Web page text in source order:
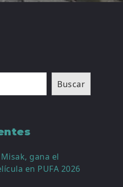
Buscar
gana el
en PUFA 2026